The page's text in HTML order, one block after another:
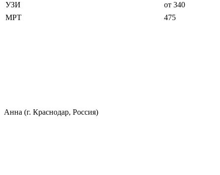
УЗИ
от 340
МРТ
475
Анна (г. Краснодар, Россия)